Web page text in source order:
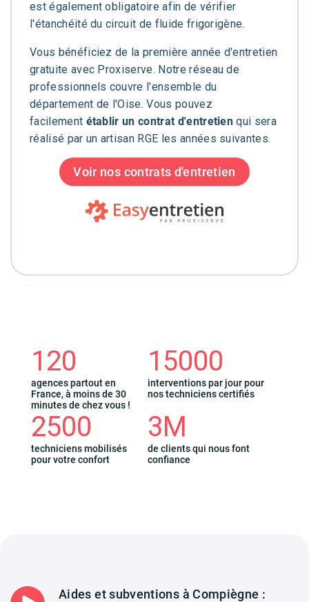
est également obligatoire afin de vérifier
l'étanchéité du circuit de fluide frigorigène.
Vous bénéficiez de la première année d'entretien
gratuite avec Proxiserve. Notre réseau de
professionnels couvre l'ensemble du
département de l'Oise. Vous pouvez
facilement établir un contrat d'entretien qui sera
réalisé par un artisan RGE les années suivantes.
Voir nos contrats d'entretien
120
agences partout en
France, à moins de 30
minutes de chez vous !
15000
interventions par jour pour
nos techniciens certifiés
2500
techniciens mobilisés
pour votre confort
3M
de clients qui nous font
confiance
Aides et subventions à Compiègne :